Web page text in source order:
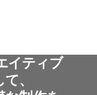
イティブ
、